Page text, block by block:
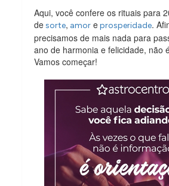
Aqui, você confere os rituais para
desorte, amor eprosperidade.
precisamos de mais nada para
ano de harmonia e felicidade, não
Vamos começar!